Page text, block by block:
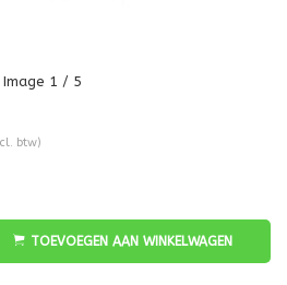
Image 1 / 5
btw)
TOEVOEGEN AAN WINKELWAGEN